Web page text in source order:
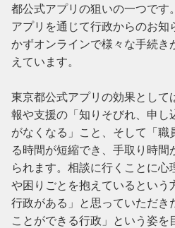
都公式アプリの狙いの一つです
アプリを通じて行政からのお
かずオンラインで様々な手続き
えています。
東京都公式アプリの効果として
報や支援の「知りそびれ、申し
がなくなる」こと、そして「
る時間が短縮でき、手取り時
られます。相談に行くことに
や困りごとを抱えているという
行政がある」と思っていただき
ことができる行政」という姿を